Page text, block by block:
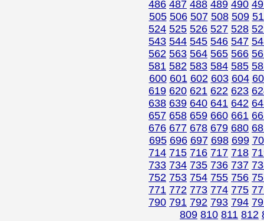
486 487 488 489 490
505 506 507 508 509
524 525 526 527 528
543 544 545 546 547
562 563 564 565 566
581 582 583 584 585
600 601 602 603 604
619 620 621 622 623
638 639 640 641 642
657 658 659 660 661
676 677 678 679 680
695 696 697 698 699
714 715 716 717 718
733 734 735 736 737
752 753 754 755 756
771 772 773 774 775
790 791 792 793 794
809 810 811 812